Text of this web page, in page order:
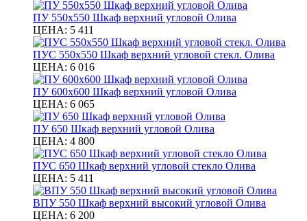
ПУ 550х550 Шкаф верхний угловой Олива
ЦЕНА: 5 411
ПУС 550х550 Шкаф верхний угловой стекл. Олива
ЦЕНА: 6 016
ПУ 600х600 Шкаф верхний угловой Олива
ЦЕНА: 6 065
ПУ 650 Шкаф верхний угловой Олива
ЦЕНА: 4 800
ПУС 650 Шкаф верхний угловой стекло Олива
ЦЕНА: 5 411
ВПУ 550 Шкаф верхний высокий угловой Олива
ЦЕНА: 6 200